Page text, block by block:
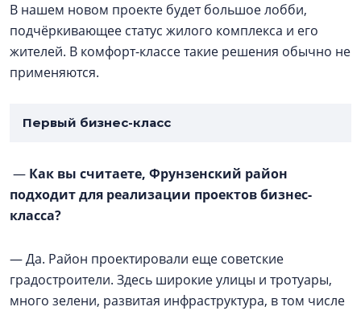
В нашем новом проекте будет большое лобби,
подчёркивающее статус жилого комплекса и его
жителей. В комфорт-классе такие решения обычно не
применяются.
Первый бизнес-класс
— Как вы считаете, Фрунзенский район
подходит для реализации проектов бизнес-
класса?
— Да. Район проектировали еще советские
градостроители. Здесь широкие улицы и тротуары,
много зелени, развитая инфраструктура, в том числе